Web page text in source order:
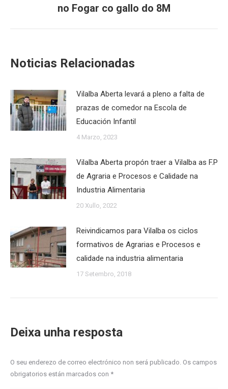
post:
no Fogar co gallo do 8M
Noticias Relacionadas
Vilalba Aberta levará a pleno a falta de
prazas de comedor na Escola de
Educación Infantil
4 Marzo, 2023
Vilalba Aberta propón traer a Vilalba as F.P
de Agraria e Procesos e Calidade na
Industria Alimentaria
20 Xullo, 2022
Reivindicamos para Vilalba os ciclos
formativos de Agrarias e Procesos e
calidade na industria alimentaria
17 Setembro, 2018
Deixa unha resposta
O seu enderezo de correo electrónico non será publicado. Os campos
obrigatorios están marcados con *